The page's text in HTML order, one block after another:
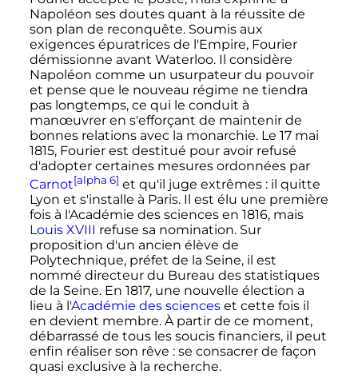
Napoléon ses doutes quant à la réussite de
son plan de reconquête. Soumis aux
exigences épuratrices de l'Empire, Fourier
démissionne avant Waterloo. Il considère
Napoléon comme un usurpateur du pouvoir
et pense que le nouveau régime ne tiendra
pas longtemps, ce qui le conduit à
manœuvrer en s'efforçant de maintenir de
bonnes relations avec la monarchie. Le 17 mai
1815, Fourier est destitué pour avoir refusé
d'adopter certaines mesures ordonnées par
Carnot[alpha 6] et qu'il juge extrêmes : il quitte
Lyon et s'installe à Paris. Il est élu une première
fois à l'Académie des sciences en 1816, mais
Louis XVIII refuse sa nomination. Sur
proposition d'un ancien élève de
Polytechnique, préfet de la Seine, il est
nommé directeur du Bureau des statistiques
de la Seine. En 1817, une nouvelle élection a
lieu à l'Académie des scienceset cette fois il
en devient membre. À partir de ce moment,
débarrassé de tous les soucis financiers, il peut
enfin réaliser son rêve : se consacrer de façon
quasi exclusive à la recherche.